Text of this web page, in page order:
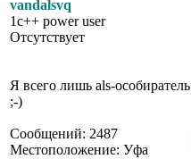
vandalsvq
1c++ power user
Отсутствует
Я всего лишь als-особиратель
;-)
Сообщений: 2487
Местоположение: Уфа